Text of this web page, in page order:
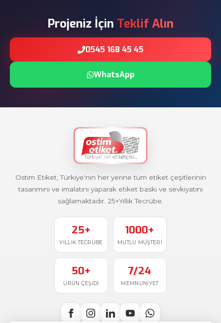
Projeniz İçin Teklif Alın
0545 168 45 45
WhatsApp
Ostim Etiket, Türkiye'nin her yerine tüm etiket çeşitlerinin
tasarımını ve imalatını yaparak etiket baskı ve sevkiyatını
sağlamaktadır. 25+Yıllık Tecrübe.
25+
YILLIK TECRÜBE
1000+
MUTLU MÜŞTERI
50+
ÜRÜN ÇEŞIDI
7/24
MEMNUNIYET